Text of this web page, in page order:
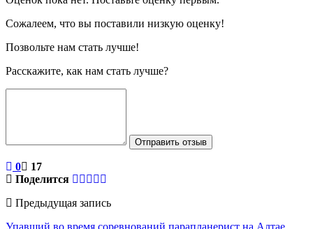
Сожалеем, что вы поставили низкую оценку!
Позвольте нам стать лучше!
Расскажите, как нам стать лучше?
Отправить отзыв
0
17
Поделится
Предыдущая запись
Упавший во время соревнований парапланерист на Алтае